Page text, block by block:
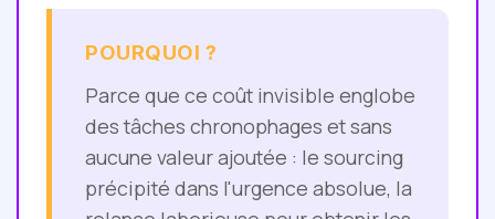
POURQUOI ?
Parce que ce coût invisible englobe
des tâches chronophages et sans
aucune valeur ajoutée : le sourcing
précipité dans l'urgence absolue, la